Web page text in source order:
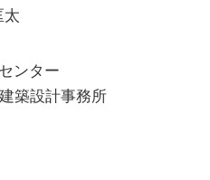
太
ンター
築設計事務所